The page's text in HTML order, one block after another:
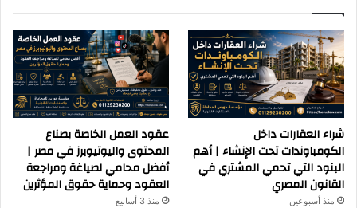
شراء العقارات داخل
الكومباوندات تحت الإنشاء | أهم
البنود التي تحمي المشتري في
القانون المصري
منذ أسبوعين
عقود العمل الخاصة بصناع
المحتوى واليوتيوبرز في مصر |
أفضل محامي لصياغة ومراجعة
العقود وحماية حقوق المؤثرين
منذ 3 أسابيع